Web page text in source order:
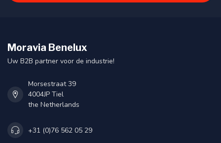
Moravia Benelux
Uw B2B partner voor de industrie!
Morsestraat 39
4004JP Tiel
the Netherlands
+31 (0)76 562 05 29